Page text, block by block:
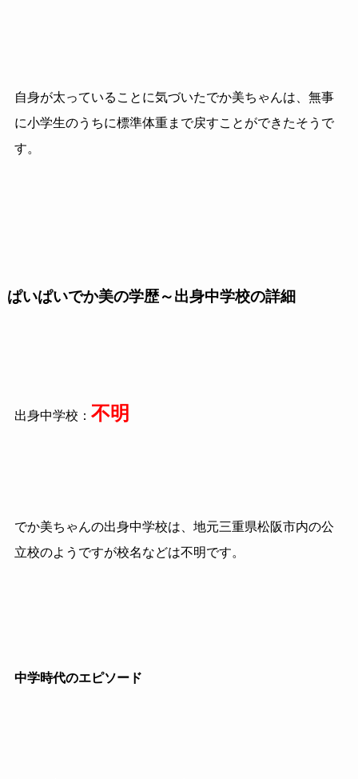
自身が太っていることに気づいたでか美ちゃんは、無事
に小学生のうちに標準体重まで戻すことができたそうで
す。
ぱいぱいでか美の学歴～出身中学校の詳細
出身中学校： 不明
でか美ちゃんの出身中学校は、地元三重県松阪市内の公
立校のようですが校名などは不明です。
中学時代のエピソード